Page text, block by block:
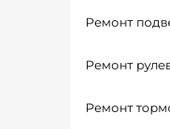
Ремонт
Ремонт
Ремонт